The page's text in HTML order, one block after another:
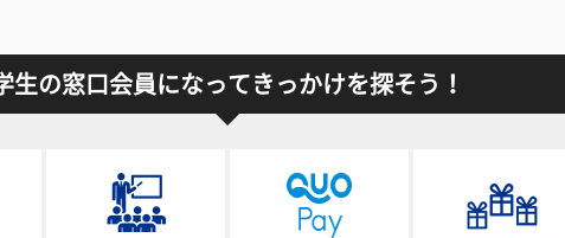
生の窓口会員になってきっかけを探そう！